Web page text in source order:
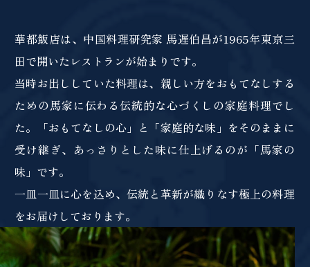
華都飯店は、中国料理研究家 馬遅伯昌が1965年東京三
田で開いたレストランが始まりです。
当時お出ししていた料理は、親しい方をおもてなしする
ための馬家に伝わる伝統的な心づくしの家庭料理でし
た。「おもてなしの心」と「家庭的な味」をそのままに
受け継ぎ、あっさりとした味に仕上げるのが「馬家の
味」です。
一皿一皿に心を込め、伝統と革新が織りなす極上の料理
をお届けしております。